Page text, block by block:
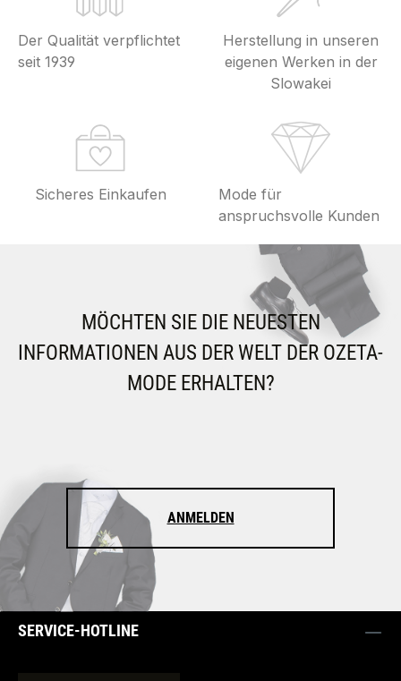
Der Qualität verpflichtet
seit 1939
Herstellung in unseren
eigenen Werken in der
Slowakei
Sicheres Einkaufen
Mode für
anspruchsvolle Kunden
MÖCHTEN SIE DIE NEUESTEN
INFORMATIONEN AUS DER WELT DER OZETA-
MODE ERHALTEN?
ANMELDEN
SERVICE-HOTLINE